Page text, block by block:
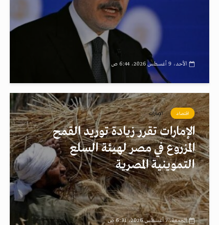
الأحد، 9 أغسطس 2026، 6:44 ص
اقتصاد الإمارات
الإمارات تقرر زيادة توريد القمح
المزروع في مصر لهيئة السلع
التموينية المصرية
الجمعة، 7 أغسطس 2026، 6:31 ص